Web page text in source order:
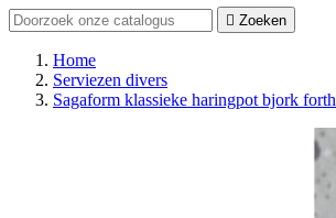
 Zoeken
Home
Serviezen divers
Sagaform klassieke haringpot bjork forth